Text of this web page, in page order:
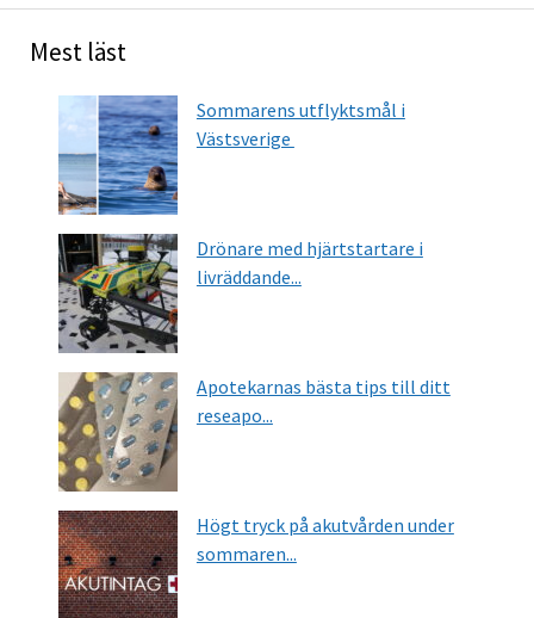
Mest läst
Sommarens utflyktsmål i
Västsverige
Drönare med hjärtstartare i
livräddande...
Apotekarnas bästa tips till ditt
reseapo...
Högt tryck på akutvården under
sommaren...